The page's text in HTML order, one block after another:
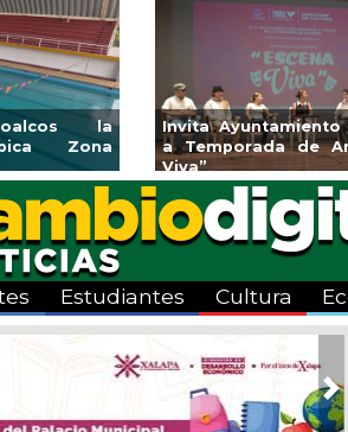
la
Zona
Invita Ayuntamiento
a Temporada de
Viva”
Estudiantes Cultura